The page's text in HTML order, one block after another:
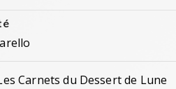
Carnets du Dessert de Lune